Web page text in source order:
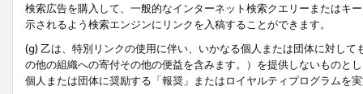
検索広告を購入して、一般的なインターネット検索クエリーまたはキ
示されるよう検索エンジンにリンクを入稿することができます。
(g) 乙は、特別リンクの使用に伴い、いかなる個人または団体に対し
の他の組織への寄付その他の便益を含みます。）を提供しないものと
個人または団体に奨励する「報奨」またはロイヤルティプログラムを